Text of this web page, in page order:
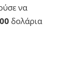
να
δολάρια